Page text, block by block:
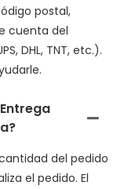
postal,
cuenta del
DHL, TNT, etc.).
del pedido
el pedido. El